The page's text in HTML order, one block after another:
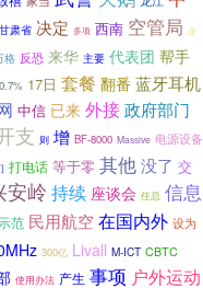
甘肃省 决定 多项 西南 空管局 企
格 反恐 来华 主要 代表团 帮手
0.7% 17日 套餐 翻番 蓝牙耳机
中信 已来 外接政府部门
支 则 增 BF-8000 Massive 电源设备
打电话 等于零 其他没了 交
安岭 持续 座谈会 任总 信息
范 民用航空 在国内外 设为
300亿 Livall M-ICT CBTC
使用办法 产生 事项 户外运动